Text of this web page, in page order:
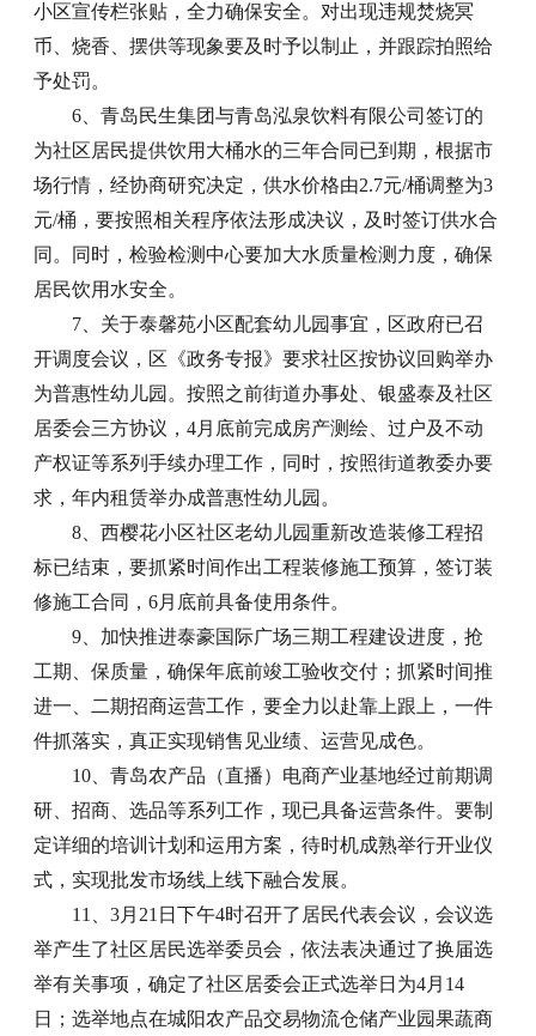
小区宣传栏张贴，全力确保安全。对出现违规焚烧冥
币、烧香、摆供等现象要及时予以制止，并跟踪拍照给
予处罚。
6、青岛民生集团与青岛泓泉饮料有限公司签订的
为社区居民提供饮用大桶水的三年合同已到期，根据市
场行情，经协商研究决定，供水价格由2.7元/桶调整为3
元/桶，要按照相关程序依法形成决议，及时签订供水合
同。同时，检验检测中心要加大水质量检测力度，确保
居民饮用水安全。
7、关于泰馨苑小区配套幼儿园事宜，区政府已召
开调度会议，区《政务专报》要求社区按协议回购举办
为普惠性幼儿园。按照之前街道办事处、银盛泰及社区
居委会三方协议，4月底前完成房产测绘、过户及不动
产权证等系列手续办理工作，同时，按照街道教委办要
求，年内租赁举办成普惠性幼儿园。
8、西樱花小区社区老幼儿园重新改造装修工程招
标已结束，要抓紧时间作出工程装修施工预算，签订装
修施工合同，6月底前具备使用条件。
9、加快推进泰豪国际广场三期工程建设进度，抢
工期、保质量，确保年底前竣工验收交付；抓紧时间推
进一、二期招商运营工作，要全力以赴靠上跟上，一件
件抓落实，真正实现销售见业绩、运营见成色。
10、青岛农产品（直播）电商产业基地经过前期调
研、招商、选品等系列工作，现已具备运营条件。要制
定详细的培训计划和运用方案，待时机成熟举行开业仪
式，实现批发市场线上线下融合发展。
11、3月21日下午4时召开了居民代表会议，会议选
举产生了社区居民选举委员会，依法表决通过了换届选
举有关事项，确定了社区居委会正式选举日为4月14
日；选举地点在城阳农产品交易物流仓储产业园果蔬商